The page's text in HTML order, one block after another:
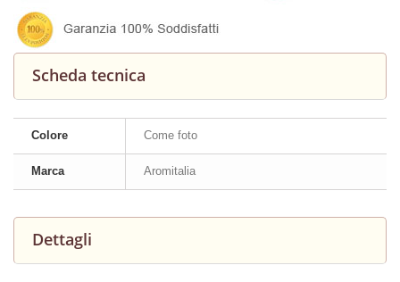
Scheda tecnica
Colore Come foto
Marca Aromitalia
Dettagli